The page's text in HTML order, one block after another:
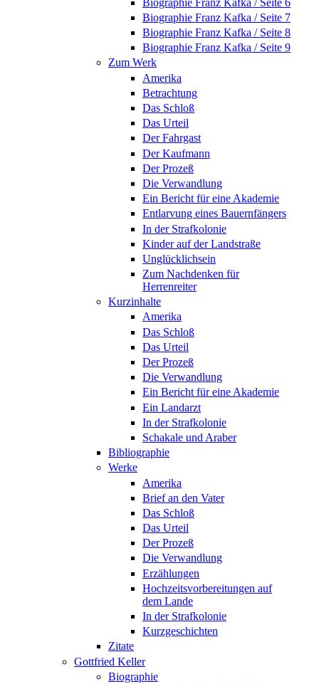
Biographie Franz Kafka / Seite 7
Biographie Franz Kafka / Seite 8
Biographie Franz Kafka / Seite 9
Zum Werk
Amerika
Betrachtung
Das Schloß
Das Urteil
Der Fahrgast
Der Kaufmann
Der Prozeß
Die Verwandlung
Ein Bericht für eine Akademie
Entlarvung eines Bauernfängers
In der Strafkolonie
Kinder auf der Landstraße
Unglücklichsein
Zum Nachdenken für
Herrenreiter
Kurzinhalte
Amerika
Das Schloß
Das Urteil
Der Prozeß
Die Verwandlung
Ein Bericht für eine Akademie
Ein Landarzt
In der Strafkolonie
Schakale und Araber
Bibliographie
Werke
Amerika
Brief an den Vater
Das Schloß
Das Urteil
Der Prozeß
Die Verwandlung
Erzählungen
Hochzeitsvorbereitungen auf
dem Lande
In der Strafkolonie
Kurzgeschichten
Zitate
Gottfried Keller
Biographie